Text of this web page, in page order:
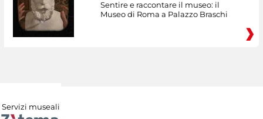
Sentire e raccontare il museo: il
Museo di Roma a Palazzo Braschi
Servizi museali